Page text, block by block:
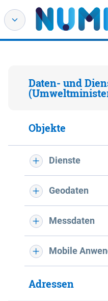
Daten- und
Objekte
Dienste
Geodaten
Messdaten
Mobile
Adressen